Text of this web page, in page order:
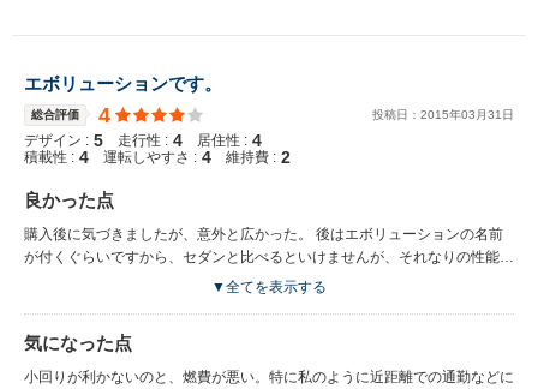
エボリューションです。
総合評価 4 投稿日： 2015年03 月31 日
デザイン : 5 走行性 : 4 居住性 : 4
積載性 : 4 運転しやすさ : 4 維持費 : 2
良かった点
購入後に気づきましたが、意外と広かった。 後はエボリューションの名前
が付くぐらいですから、セダンと比べるといけませんが、それなりの性能で
す。高速走行も低速走行もこなせ、ワインディングでもそれなりに。非常に
▼全てを表示する
気になった点
小回りが利かないのと、燃費が悪い。特に私のように近距離での通勤などに